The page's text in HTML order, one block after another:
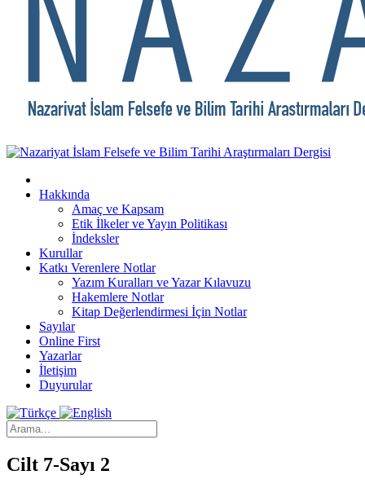
Hakkında
Amaç ve Kapsam
Etik İlkeler ve Yayın Politikası
İndeksler
Kurullar
Katkı Verenlere Notlar
Yazım Kuralları ve Yazar Kılavuzu
Hakemlere Notlar
Kitap Değerlendirmesi İçin Notlar
Sayılar
Online First
Yazarlar
İletişim
Duyurular
Cilt 7-Sayı 2